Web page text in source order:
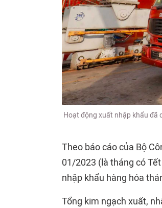
Hoạt động xuất nhập khẩu đã
Theo báo cáo của Bộ
01/2023 (là tháng có
nhập khẩu hàng hóa
Tổng kim ngạch xuất,